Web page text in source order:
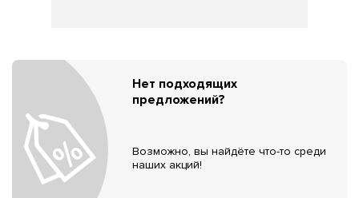
Нет подходящих
предложений?
Возможно, вы найдёте что-то среди
наших акций!